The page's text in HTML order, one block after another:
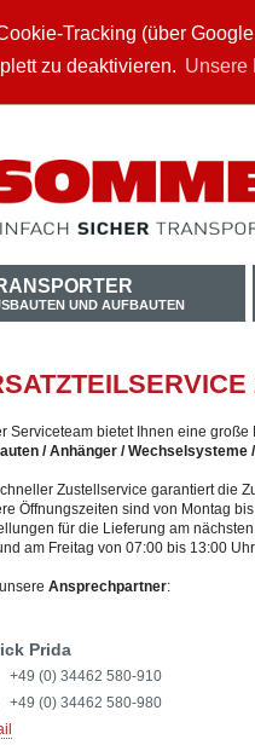
Tracking (über
zu deaktivieren. Unsere
UND AUFBAUTEN
Serviceteam bietet Ihnen eine
/ Anhänger / Wechselsysteme
Zustellservice garantiert die
Öffnungszeiten sind von Montag
für die Lieferung am
am Freitag von 07:00 bis 13:00
Ansprechpartner:
Prida
+49 (0) 34462 580-910
+49 (0) 34462 580-980